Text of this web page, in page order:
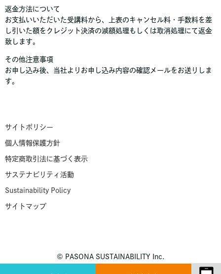
返金方法について
お支払いいただいた受講料から、上表のキャンセル料・手数料を差
し引いた額をクレジット決済の減額処理もしくは取消処理にて返金
致します。
その他注意事項
お申し込み後、当社よりお申し込み内容の確認メールをお送りしま
す。
サイトポリシー
個人情報保護方針
特定商取引法に基づく表示
サステナビリティ活動
Sustainability Policy
サイトマップ
© PASONA SUSTAINABILITY Inc.